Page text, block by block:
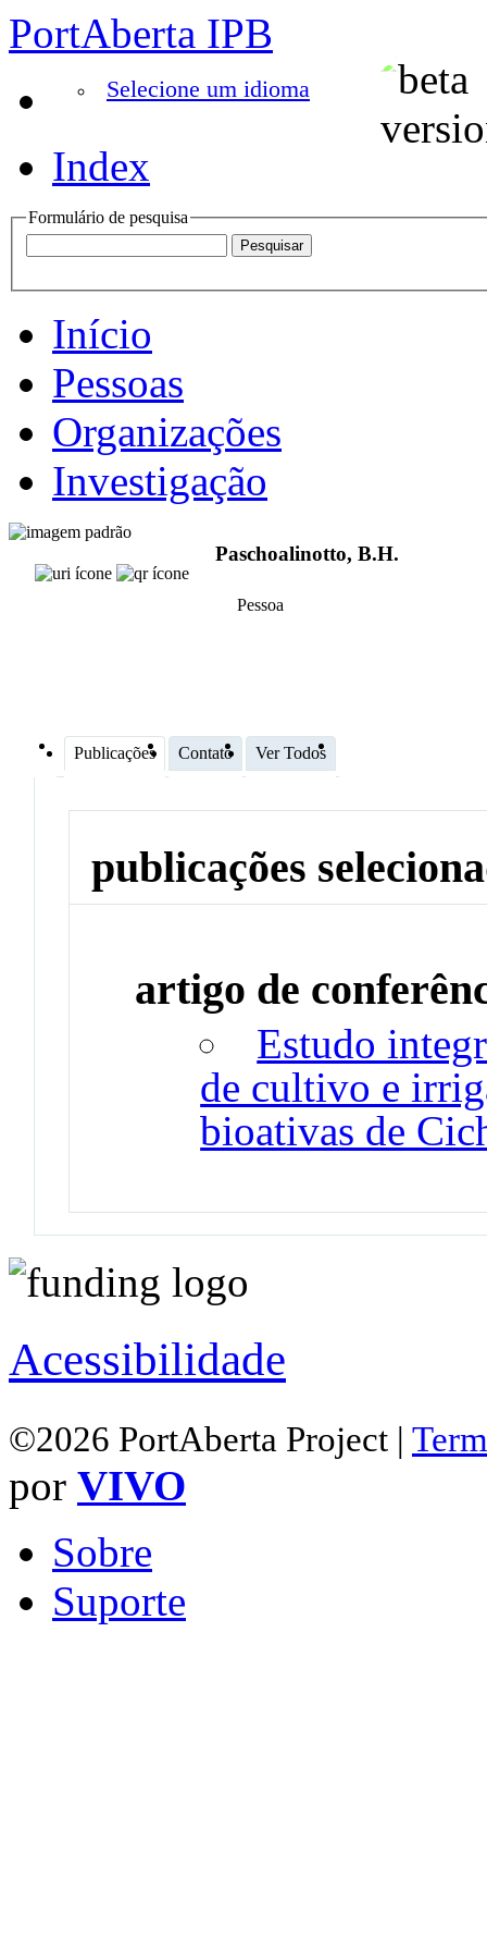
PortAberta IPB
Selecione um idioma
Index
Formulário de pesquisa
Início
Pessoas
Organizações
Investigação
Paschoalinotto, B.H.
Pessoa
Publicações Contato Ver Todos
publicações
artigo de
Estudo
de cultivo e
bioativas de
Acessibilidade
©2026 PortAberta Project |
por VIVO
Sobre
Suporte